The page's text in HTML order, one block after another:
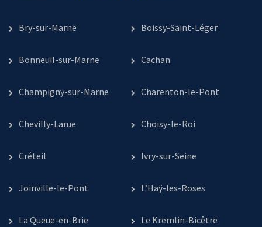
Bry-sur-Marne Boissy-Saint-Léger
Bonneuil-sur-Marne Cachan
Champigny-sur-Marne Charenton-le-Pont
Chevilly-Larue Choisy-le-Roi
Créteil Ivry-sur-Seine
Joinville-le-Pont L’Haÿ-les-Roses
La Queue-en-Brie Le Kremlin-Bicêtre